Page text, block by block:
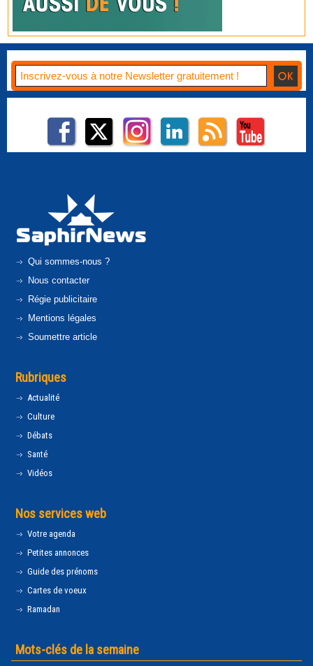
Qui sommes-nous ?
Nous contacter
Régie publicitaire
Mentions légales
Soumettre article
Rubriques
Actualité
Culture
Débats
Santé
Vidéos
Nos services web
Votre agenda
Petites annonces
Guide des prénoms
Cartes de voeux
Ramadan
Mots-clés de la semaine